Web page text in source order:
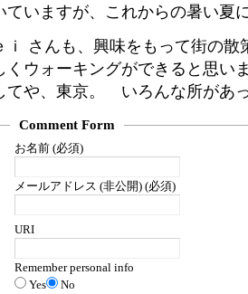
ていますが、これからの暑い夏
ｉ さんも、興味をもって街の散
くウォーキングができると思い
てや、東京。 いろんな所があ
Comment Form
お名前 (必須)
メールアドレス (非公開) (必須)
URI
Remember personal info
Yes
No